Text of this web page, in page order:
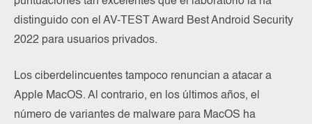
distinguido con el AV-TEST Award Best Android Security
2022 para usuarios privados.
Los ciberdelincuentes tampoco renuncian a atacar a
Apple MacOS. Al contrario, en los últimos años, el
número de variantes de malware para MacOS ha